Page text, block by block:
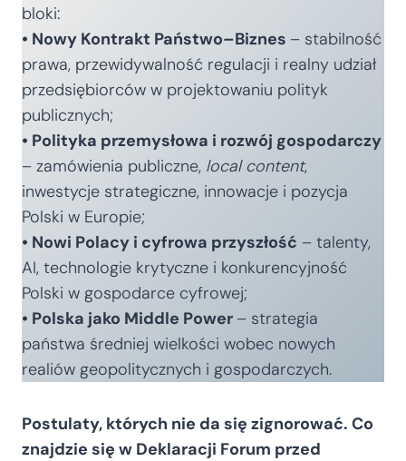
bloki:
• Nowy Kontrakt Państwo–Biznes – stabilność
prawa, przewidywalność regulacji i realny udział
przedsiębiorców w projektowaniu polityk
publicznych;
• Polityka przemysłowa i rozwój gospodarczy
– zamówienia publiczne, local content,
inwestycje strategiczne, innowacje i pozycja
Polski w Europie;
• Nowi Polacy i cyfrowa przyszłość – talenty,
AI, technologie krytyczne i konkurencyjność
Polski w gospodarce cyfrowej;
• Polska jako Middle Power – strategia
państwa średniej wielkości wobec nowych
realiów geopolitycznych i gospodarczych.
Postulaty, których nie da się zignorować. Co
znajdzie się w Deklaracji Forum przed